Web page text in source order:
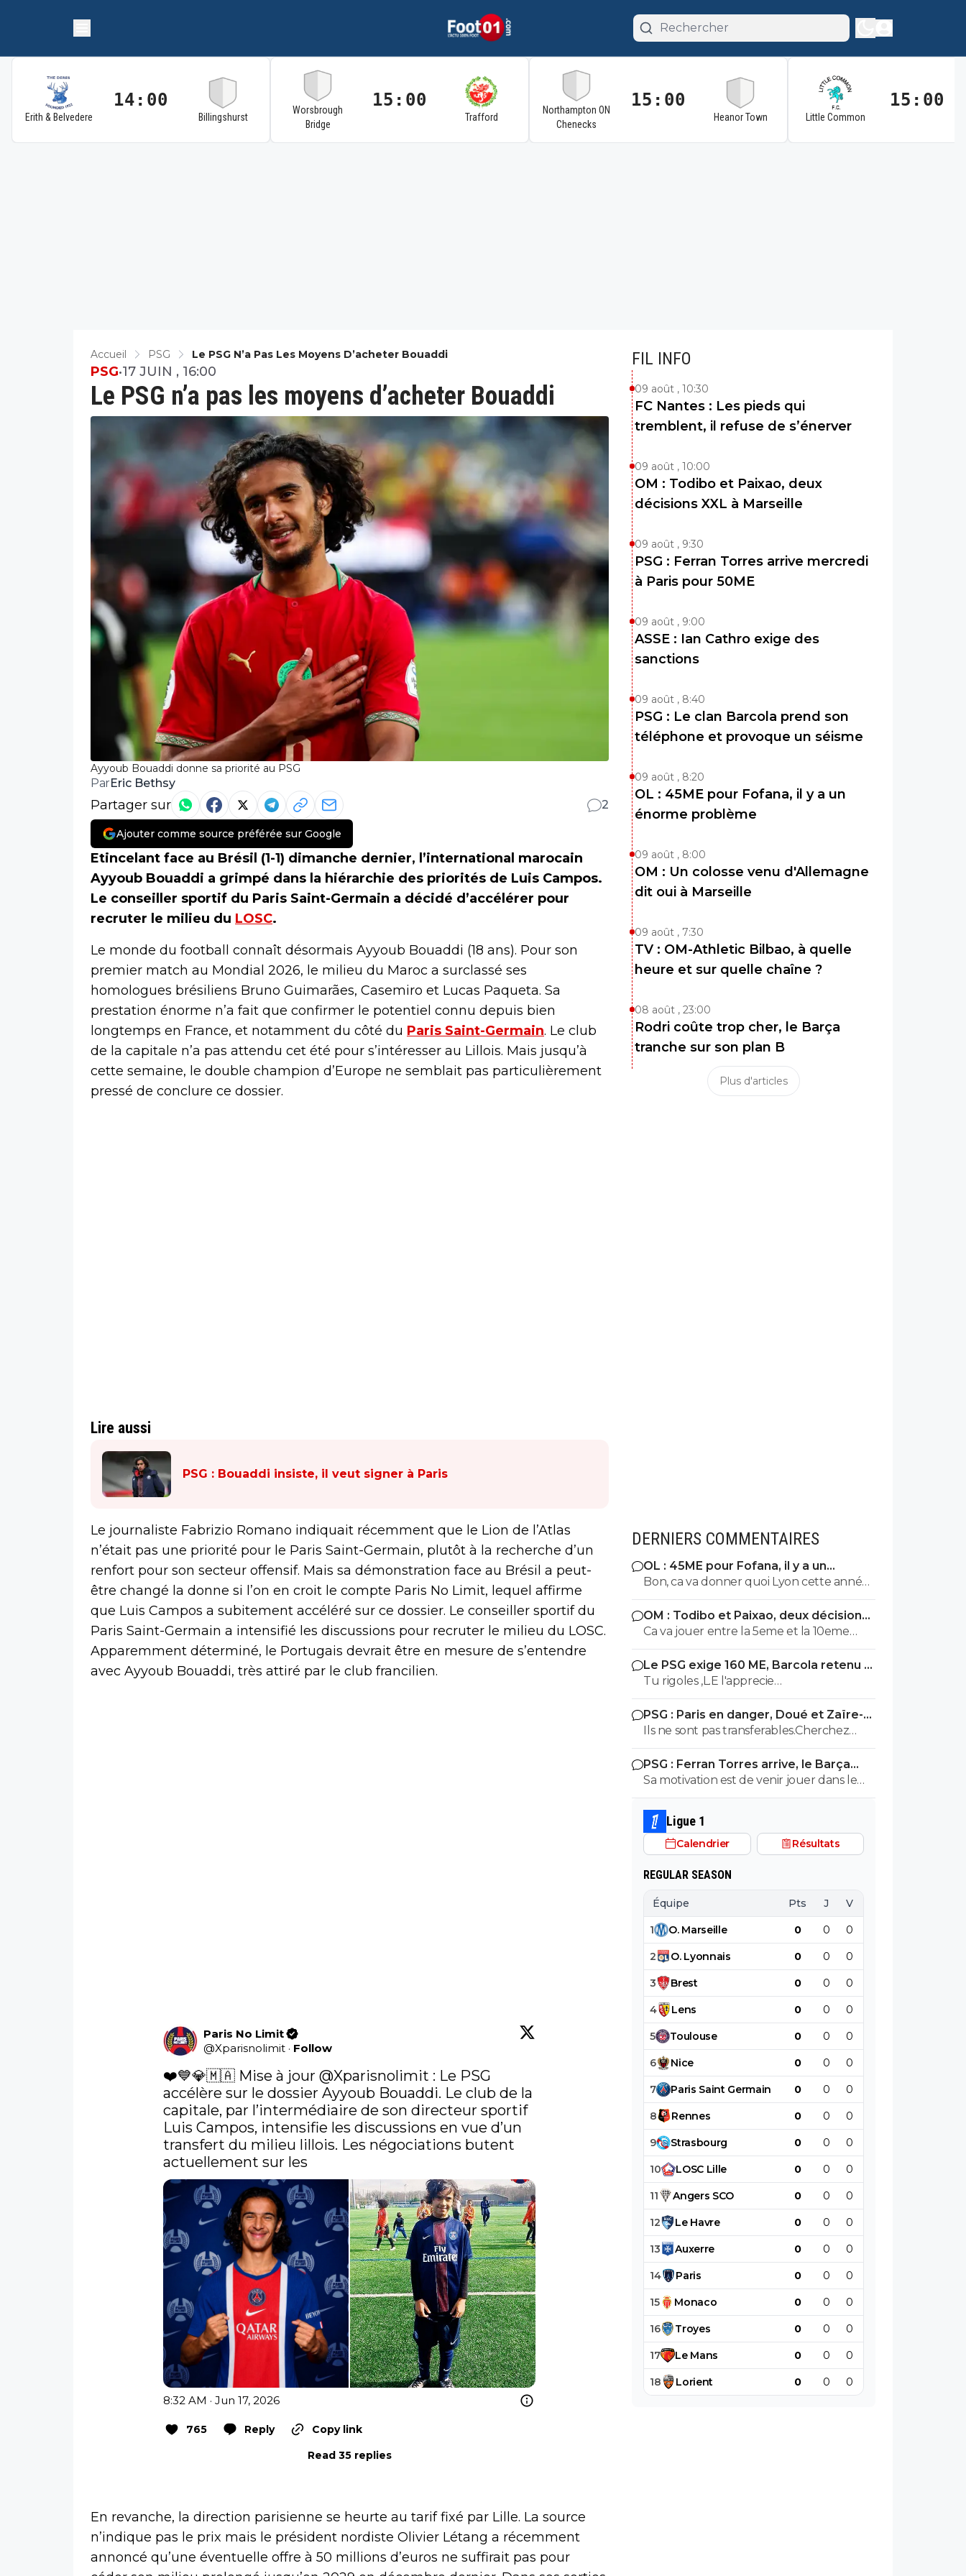
Erith & Belvedere
14:00
Billingshurst
Worsbrough
Bridge
15:00
Trafford
Northampton ON
Chenecks
15:00
Heanor Town Little Common
15:00
Accueil PSG Le PSG N’a Pas Les Moyens D’acheter Bouaddi
Ayyoub Bouaddi donne sa priorité au PSG
Le PSG n’a pas les moyens d’acheter Bouaddi
PSG•17 JUIN , 16:00
ParEric Bethsy
Partager sur 2
Ajouter comme source préférée sur Google
Etincelant face au Brésil (1-1) dimanche dernier, l’international marocain
Ayyoub Bouaddi a grimpé dans la hiérarchie des priorités de Luis Campos.
Le conseiller sportif du Paris Saint-Germain a décidé d’accélérer pour
recruter le milieu du LOSC.
Le monde du football connaît désormais Ayyoub Bouaddi (18 ans). Pour son
premier match au Mondial 2026, le milieu du Maroc a surclassé ses
homologues brésiliens Bruno Guimarães, Casemiro et Lucas Paqueta. Sa
prestation énorme n’a fait que confirmer le potentiel connu depuis bien
longtemps en France, et notamment du côté du Paris Saint-Germain. Le club
de la capitale n’a pas attendu cet été pour s’intéresser au Lillois. Mais jusqu’à
cette semaine, le double champion d’Europe ne semblait pas particulièrement
pressé de conclure ce dossier.
Lire aussi
PSG : Bouaddi insiste, il veut signer à Paris
Le journaliste Fabrizio Romano indiquait récemment que le Lion de l’Atlas
n’était pas une priorité pour le Paris Saint-Germain, plutôt à la recherche d’un
renfort pour son secteur offensif. Mais sa démonstration face au Brésil a peut-
être changé la donne si l’on en croit le compte Paris No Limit, lequel affirme
que Luis Campos a subitement accéléré sur ce dossier. Le conseiller sportif du
Paris Saint-Germain a intensifié les discussions pour recruter le milieu du LOSC.
Apparemment déterminé, le Portugais devrait être en mesure de s’entendre
avec Ayyoub Bouaddi, très attiré par le club francilien.
Paris No Limit
@Xparisnolimit · Follow
❤️💙💎🇲🇦 Mise à jour @Xparisnolimit : Le PSG
accélère sur le dossier Ayyoub Bouaddi. Le club de la
capitale, par l’intermédiaire de son directeur sportif
Luis Campos, intensifie les discussions en vue d’un
transfert du milieu lillois. Les négociations butent
actuellement sur les
8:32 AM · Jun 17, 2026
765 Reply
Copy link
Read 35 replies
En revanche, la direction parisienne se heurte au tarif fixé par Lille. La source
n’indique pas le prix mais le président nordiste Olivier Létang a récemment
annoncé qu’une éventuelle offre à 50 millions d’euros ne suffirait pas pour
FIL INFO
09 août , 10:30
FC Nantes : Les pieds qui
tremblent, il refuse de s’énerver
09 août , 10:00
OM : Todibo et Paixao, deux
décisions XXL à Marseille
09 août , 9:30
PSG : Ferran Torres arrive mercredi
à Paris pour 50ME
09 août , 9:00
ASSE : Ian Cathro exige des
sanctions
09 août , 8:40
PSG : Le clan Barcola prend son
téléphone et provoque un séisme
09 août , 8:20
OL : 45ME pour Fofana, il y a un
énorme problème
09 août , 8:00
OM : Un colosse venu d'Allemagne
dit oui à Marseille
09 août , 7:30
TV : OM-Athletic Bilbao, à quelle
heure et sur quelle chaîne ?
08 août , 23:00
Rodri coûte trop cher, le Barça
tranche sur son plan B
Plus d'articles
DERNIERS COMMENTAIRES
OL : 45ME pour Fofana, il y a un
énorme problème
Bon, ca va donner quoi Lyon cette année
? Ca paraît sérieux et rigoureux en tout
cas...autre chose que nos amis du 13...😅
OM : Todibo et Paixao, deux décisions
XXL à Marseille
Ca va jouer entre la 5eme et la 10eme
place tout ca non ?? 😂😂😂
Le PSG exige 160 ME, Barcola retenu à
Paris
Tu rigoles ,L.E l'apprecie
particulmierement
PSG : Paris en danger, Doué et Zaïre-
Emery ont des offres
Ils ne sont pas transferables.Cherchez
d'autres idees pour vos articles pourris
PSG : Ferran Torres arrive, le Barça
s'avoue vaincu
Sa motivation est de venir jouer dans le
meilleur club du monde depuis 2 ans et
progresser aux côtés de L.E entouré de
mecs prodigieux !
Ligue 1
Calendrier Résultats
REGULAR SEASON
Équipe Pts J V
1 O. Marseille 0 0 0
2 O. Lyonnais 0 0 0
3 Brest 0 0 0
4 Lens 0 0 0
5 Toulouse 0 0 0
6 Nice 0 0 0
7 Paris Saint Germain 0 0 0
8 Rennes 0 0 0
9 Strasbourg 0 0 0
10 LOSC Lille 0 0 0
11 Angers SCO 0 0 0
12 Le Havre 0 0 0
13 Auxerre 0 0 0
14 Paris 0 0 0
15 Monaco 0 0 0
16 Troyes 0 0 0
17 Le Mans 0 0 0
18 Lorient 0 0 0